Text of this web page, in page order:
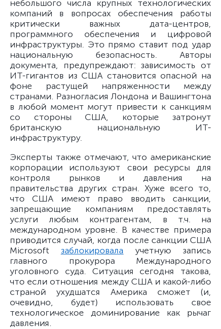
небольшого числа крупных технологических
компаний в вопросах обеспечения работы
критически важных дата-центров,
программного обеспечения и цифровой
инфраструктуры. Это прямо ставит под удар
национальную безопасность. Авторы
документа, предупреждают: зависимость от
ИТ-гигантов из США становится опасной на
фоне растущей напряженности между
странами. Разногласия Лондона и Вашингтона
в любой момент могут привести к санкциям
со стороны США, которые затронут
британскую национальную ИТ-
инфраструктуру.
Эксперты также отмечают, что американские
корпорации используют свои ресурсы для
контроля рынков и давления на
правительства других стран. Хуже всего то,
что США имеют право вводить санкции,
запрещающие компаниям предоставлять
услуги любым контрагентам, в т.ч. на
международном уровне. В качестве примера
приводится случай, когда после санкции США
Microsoft заблокировала учетную запись
главного прокурора Международного
уголовного суда. Ситуация сегодня такова,
что если отношения между США и какой-либо
страной ухудшатся Америка сможет (и,
очевидно, будет) использовать свое
технологическое доминирование как рычаг
давления.